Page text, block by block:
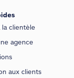
la clientèle
agence
aux clients